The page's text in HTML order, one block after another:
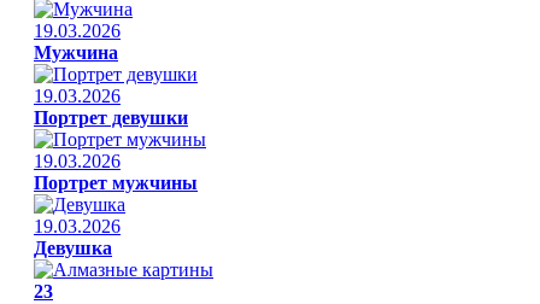
19.03.2026
Мужчина
19.03.2026
Портрет девушки
19.03.2026
Портрет мужчины
19.03.2026
Девушка
23